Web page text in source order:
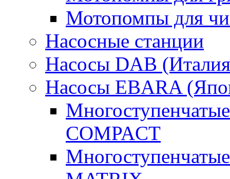
Мотопомпы для
Насосные станции
Насосы DAB
Насосы EBARA
COMPACT